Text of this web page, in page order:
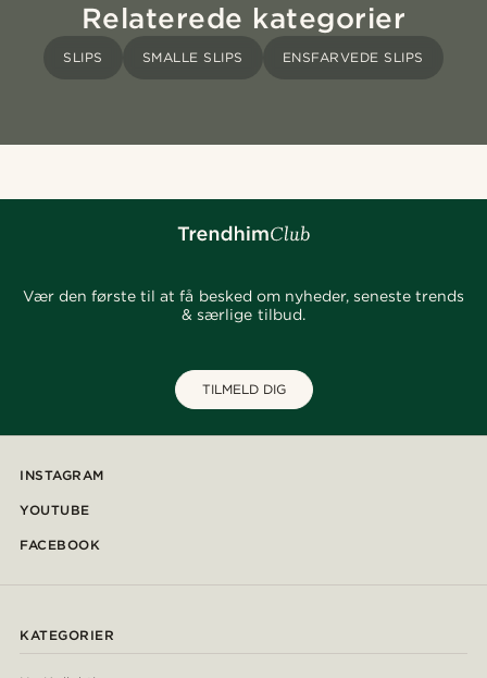
Relaterede kategorier
SLIPS SMALLE SLIPS ENSFARVEDE SLIPS
Vær den første til at få besked om nyheder, seneste trends
& særlige tilbud.
TILMELD DIG
INSTAGRAM
YOUTUBE
FACEBOOK
KATEGORIER